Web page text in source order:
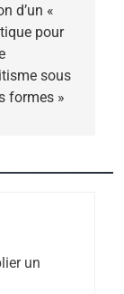
d’un «
pour
sous
formes »
un
plus